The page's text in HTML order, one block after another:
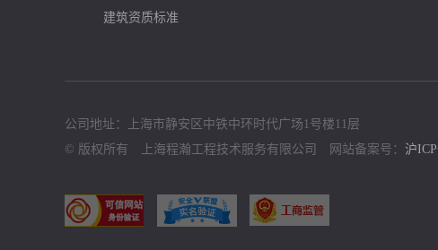
建筑资质标准
公司地址：上海市静安区中铁中环时代广场1号楼11层
© 版权所有 上海程瀚工程技术服务有限公司 网站备案号： 沪